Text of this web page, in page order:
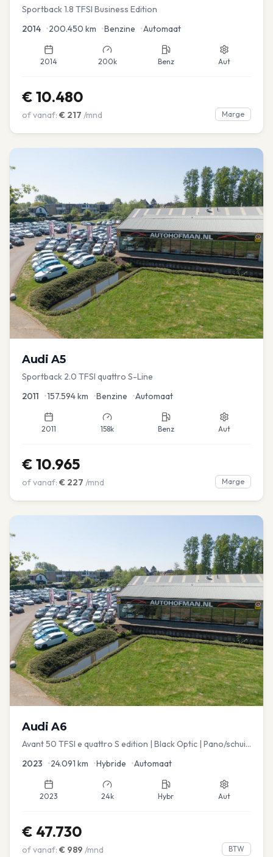
Sportback 1.8 TFSI Business Edition
2014 •200.450 km •Benzine •Automaat
2014 200k Benz Aut
€ 10.480
of vanaf: € 217 /mnd Marge
Audi A5
Sportback 2.0 TFSI quattro S-Line
2011 •157.594km •Benzine •Automaat
2011 158k Benz Aut
€ 10.965
of vanaf: € 227 /mnd Marge
Audi A6
Avant 50 TFSI e quattro S edition | Black Optic | Pano/schuif
2023 •24.091 km •Hybride •Automaat
2023 24k Hybr Aut
€ 47.730
of vanaf: € 989 /mnd BTW